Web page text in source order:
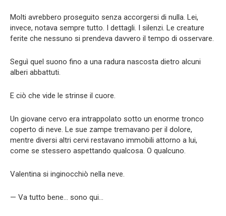
Molti avrebbero proseguito senza accorgersi di nulla. Lei,
invece, notava sempre tutto. I dettagli. I silenzi. Le creature
ferite che nessuno si prendeva davvero il tempo di osservare.
Seguì quel suono fino a una radura nascosta dietro alcuni
alberi abbattuti.
E ciò che vide le strinse il cuore.
Un giovane cervo era intrappolato sotto un enorme tronco
coperto di neve. Le sue zampe tremavano per il dolore,
mentre diversi altri cervi restavano immobili attorno a lui,
come se stessero aspettando qualcosa. O qualcuno.
Valentina si inginocchiò nella neve.
— Va tutto bene… sono qui…